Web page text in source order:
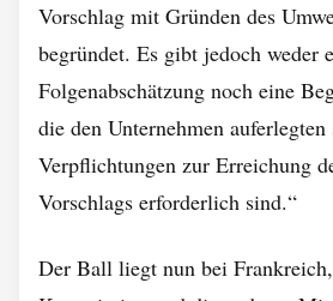
Vorschlag mit Gründen des
begründet. Es gibt jedoch weder
Folgenabschätzung noch eine
die den Unternehmen auferlegten
Verpflichtungen zur Erreichung
Vorschlags erforderlich sind.“
Der Ball liegt nun bei